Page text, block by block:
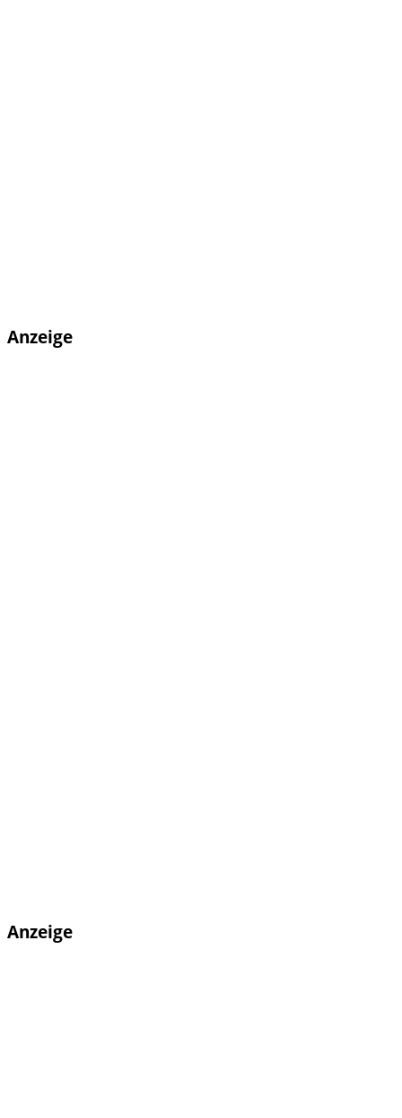
Anzeige
Anzeige